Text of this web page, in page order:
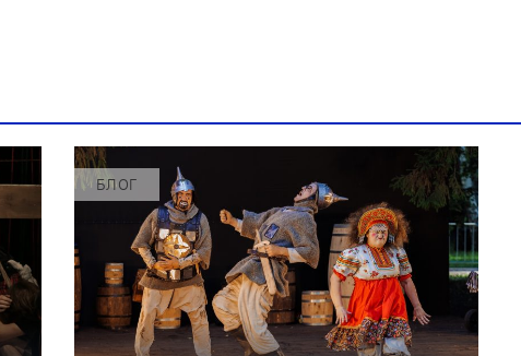
БЛОГ